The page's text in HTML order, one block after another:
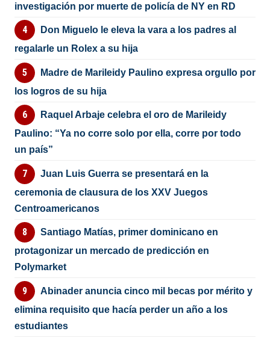
investigación por muerte de policía de NY en RD
Don Miguelo le eleva la vara a los padres al
regalarle un Rolex a su hija
Madre de Marileidy Paulino expresa orgullo por
los logros de su hija
Raquel Arbaje celebra el oro de Marileidy
Paulino: “Ya no corre solo por ella, corre por todo
un país”
Juan Luis Guerra se presentará en la
ceremonia de clausura de los XXV Juegos
Centroamericanos
Santiago Matías, primer dominicano en
protagonizar un mercado de predicción en
Polymarket
Abinader anuncia cinco mil becas por mérito y
elimina requisito que hacía perder un año a los
estudiantes